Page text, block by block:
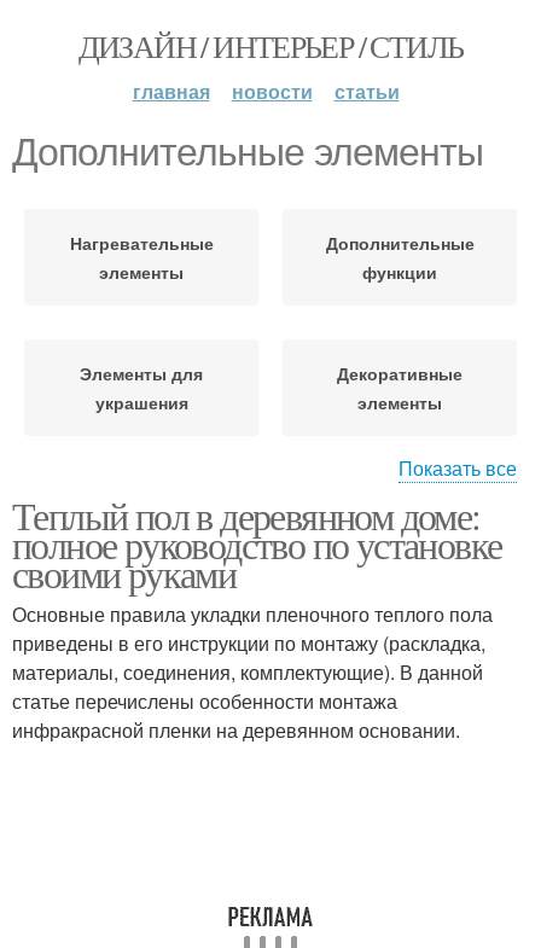
ДИЗАЙН / ИНТЕРЬЕР / СТИЛЬ
главная новости статьи
Дополнительные элементы
Нагревательные
элементы
Дополнительные
функции
Элементы для
украшения
Декоративные
элементы
Двери с элементами
Показать все
Теплый пол в деревянном доме:
полное руководство по установке
своими руками
Основные правила укладки пленочного теплого пола
приведены в его инструкции по монтажу (раскладка,
материалы, соединения, комплектующие). В данной
статье перечислены особенности монтажа
инфракрасной пленки на деревянном основании.